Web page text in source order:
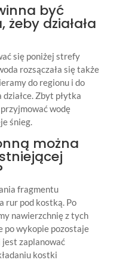
być
działała
się poniżej strefy
rozsączała się także
do regionu i do
Zbyt płytka
wodę
śnieg.
można
fragmentu
rur pod kostką. Po
nawierzchnię z tych
po wykopie pozostaje
zaplanować
kostki